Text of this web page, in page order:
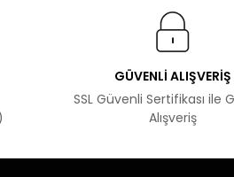
GÜVENLİ ALIŞVERİŞ
SSL Güvenli Sertifikası ile
Alışveriş